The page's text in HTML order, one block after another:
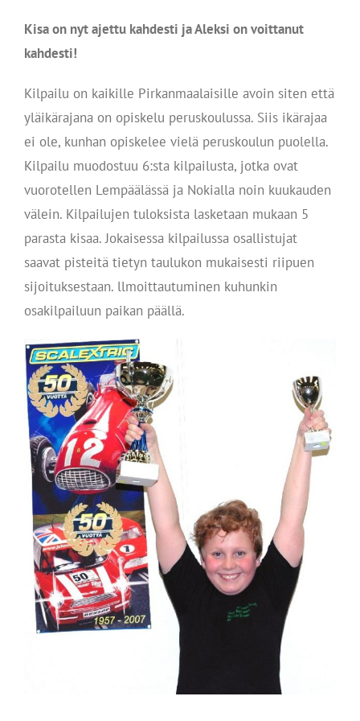
Kisa on nyt ajettu kahdesti ja Aleksi on voittanut
kahdesti!
Kilpailu on kaikille Pirkanmaalaisille avoin siten että
yläikärajana on opiskelu peruskoulussa. Siis ikärajaa
ei ole, kunhan opiskelee vielä peruskoulun puolella.
Kilpailu muodostuu 6:sta kilpailusta, jotka ovat
vuorotellen Lempäälässä ja Nokialla noin kuukauden
välein. Kilpailujen tuloksista lasketaan mukaan 5
parasta kisaa. Jokaisessa kilpailussa osallistujat
saavat pisteitä tietyn taulukon mukaisesti riipuen
sijoituksestaan. llmoittautuminen kuhunkin
osakilpailuun paikan päällä.